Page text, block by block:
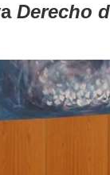
Derecho